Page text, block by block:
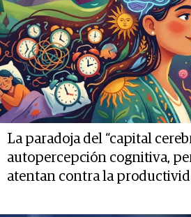
La paradoja del “capital
autopercepción cognitiva,
atentan contra la